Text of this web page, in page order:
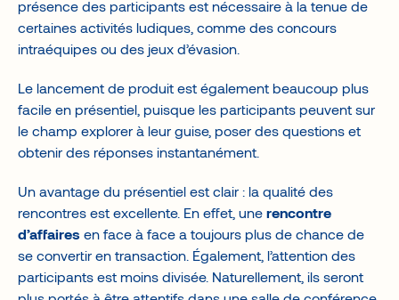
présence des participants est nécessaire à la tenue de
certaines activités ludiques, comme des concours
intraéquipes ou des jeux d’évasion.
Le lancement de produit est également beaucoup plus
facile en présentiel, puisque les participants peuvent sur
le champ explorer à leur guise, poser des questions et
obtenir des réponses instantanément.
Un avantage du présentiel est clair : la qualité des
rencontres est excellente. En effet, une rencontre
d’affaires en face à face a toujours plus de chance de
se convertir en transaction. Également, l’attention des
participants est moins divisée. Naturellement, ils seront